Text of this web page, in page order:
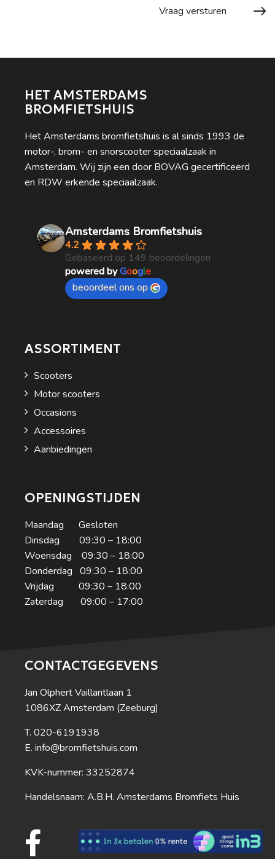
HET AMSTERDAMS
BROMFIETSHUIS
Het Amsterdams bromfietshuis is al sinds 1993 de
motor-, brom- en snorscooter speciaalzaak in
Amsterdam. Wij zijn een door BOVAG gecertificeerd
en RDW erkende speciaalzaak.
Amsterdams Bromfietshuis
4.2
Gebaseerd op 149 beoordelingen
powered byGoogle
beoordeel ons op
ASSORTIMENT
Scooters
Motor scooters
Occasions
Accessoires
Aanbiedingen
OPENINGSTIJDEN
Maandag Gesloten
Dinsdag 09:30 – 18:00
Woensdag 09:30 – 18:00
Donderdag 09:30 – 18:00
Vrijdag 09:30 – 18:00
Zaterdag 09:00 – 17:00
CONTACTGEGEVENS
Jan Olphert Vaillantlaan 1
1086XZ Amsterdam (Zeeburg)
020-6191938
info@bromfietshuis.com
KVK-nummer: 33252874
Handelsnaam: A.B.H. Amsterdams Bromfiets Huis